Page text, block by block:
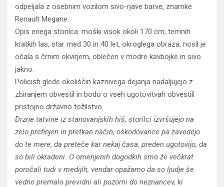
odpeljala z osebnim vozilom sivo-rjave barve, znamke
Renault Megane.
Opis enega storilca: moški visok okoli 170 cm, temnih
kratkih las, star med 30 in 40 let, okroglega obraza, nosil je
očala s črnim okvirjem, oblečen v modre kavbojke in sivo
jakno.
Policisti glede okoliščin kaznivega dejanja nadaljujejo z
zbiranjem obvestil in bodo o vseh ugotovitvah obvestili
pristojno državno tožilstvo.
Drzne tatvine iz stanovanjskih hiš, storilci izvršujejo na
zelo prefinjen in pretkan način, oškodovance pa zavedejo
do te mere, da preteče kar nekaj časa, preden ugotovijo, da
so bili okradeni. O omenjenih dogodkih smo že večkrat
poročali tudi v medijih, vendar opažamo da so ljudje še
vedno premalo previdni ali pozorni do neznancev, ki